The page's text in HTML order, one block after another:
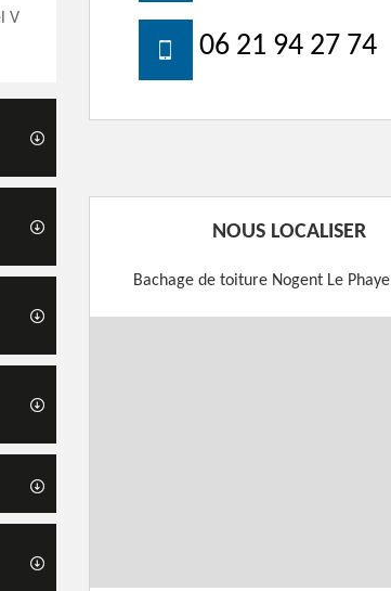
V
06 21 94 27 74
NOUS LOCALISER
Bachage de toiture Nogent Le Phaye